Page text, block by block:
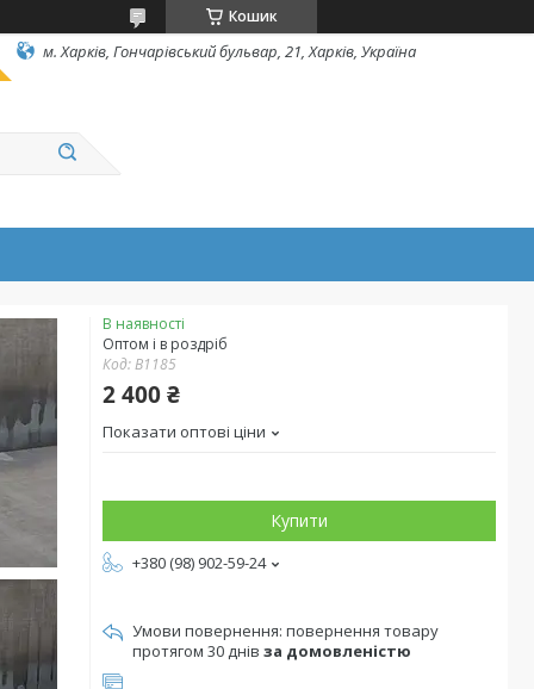
Кошик
м. Харків, Гончарівський бульвар, 21, Харків, Україна
В наявності
Оптом і в роздріб
Код:В1185
2 400 ₴
Показати оптові ціни
Купити
+380 (98) 902-59-24
повернення товару
протягом 30 днів за домовленістю